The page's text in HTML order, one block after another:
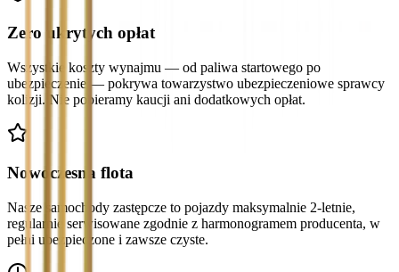
Zero ukrytych opłat
Wszystkie koszty wynajmu — od paliwa startowego po
ubezpieczenie — pokrywa towarzystwo ubezpieczeniowe sprawcy
kolizji. Nie pobieramy kaucji ani dodatkowych opłat.
Nowoczesna flota
Nasze samochody zastępcze to pojazdy maksymalnie 2-letnie,
regularnie serwisowane zgodnie z harmonogramem producenta, w
pełni ubezpieczone i zawsze czyste.